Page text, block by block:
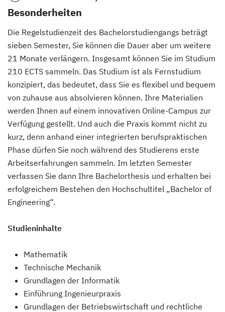
Besonderheiten
Die Regelstudienzeit des Bachelorstudiengangs beträgt
sieben Semester, Sie können die Dauer aber um weitere
21 Monate verlängern. Insgesamt können Sie im Studium
210 ECTS sammeln. Das Studium ist als Fernstudium
konzipiert, das bedeutet, dass Sie es flexibel und bequem
von zuhause aus absolvieren können. Ihre Materialien
werden Ihnen auf einem innovativen Online-Campus zur
Verfügung gestellt. Und auch die Praxis kommt nicht zu
kurz, denn anhand einer integrierten berufspraktischen
Phase dürfen Sie noch während des Studierens erste
Arbeitserfahrungen sammeln. Im letzten Semester
verfassen Sie dann Ihre Bachelorthesis und erhalten bei
erfolgreichem Bestehen den Hochschultitel „Bachelor of
Engineering“.
Studieninhalte
Mathematik
Technische Mechanik
Grundlagen der Informatik
Einführung Ingenieurpraxis
Grundlagen der Betriebswirtschaft und rechtliche